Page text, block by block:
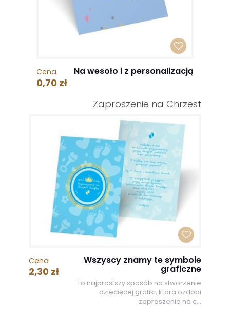
Cena
0,70 zł
Na wesoło i z personalizacją
Zaproszenie na Chrzest
Cena
2,30 zł
Wszyscy znamy te symbole
graficzne
To najprostszy sposób na stworzenie
dziecięcej grafiki, która ozdobi
zaproszenie na c...